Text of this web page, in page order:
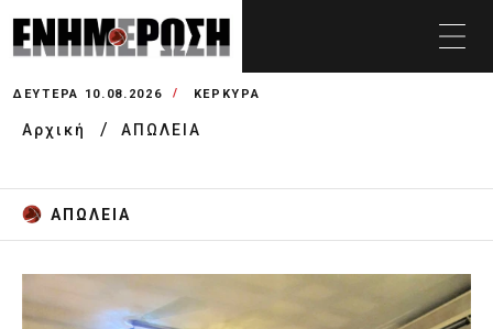
ΔΕΥΤΈΡΑ 10.08.2026 ΚΕΡΚΥΡΑ
Αρχική ΑΠΩΛΕΙΑ
ΑΠΩΛΕΙΑ